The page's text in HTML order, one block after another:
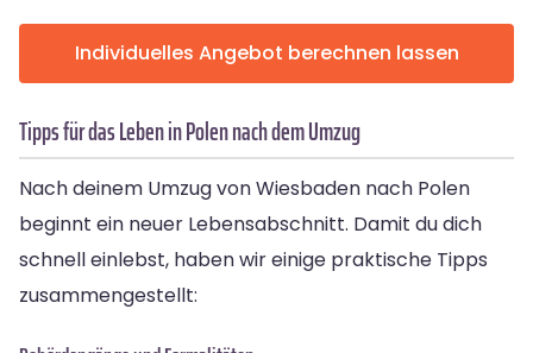
Individuelles Angebot berechnen lassen
Tipps für das Leben in Polen nach dem Umzug
Nach deinem Umzug von Wiesbaden nach Polen
beginnt ein neuer Lebensabschnitt. Damit du dich
schnell einlebst, haben wir einige praktische Tipps
zusammengestellt: